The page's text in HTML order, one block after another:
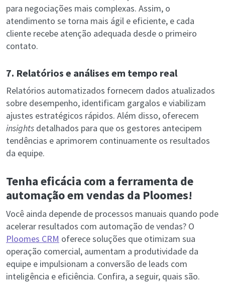
para negociações mais complexas. Assim, o
atendimento se torna mais ágil e eficiente, e cada
cliente recebe atenção adequada desde o primeiro
contato.
7. Relatórios e análises em tempo real
Relatórios automatizados fornecem dados atualizados
sobre desempenho, identificam gargalos e viabilizam
ajustes estratégicos rápidos. Além disso, oferecem
insights detalhados para que os gestores antecipem
tendências e aprimorem continuamente os resultados
da equipe.
Tenha eficácia com a ferramenta de
automação em vendas da Ploomes!
Você ainda depende de processos manuais quando pode
acelerar resultados com automação de vendas? O
Ploomes CRM oferece soluções que otimizam sua
operação comercial, aumentam a produtividade da
equipe e impulsionam a conversão de leads com
inteligência e eficiência. Confira, a seguir, quais são.